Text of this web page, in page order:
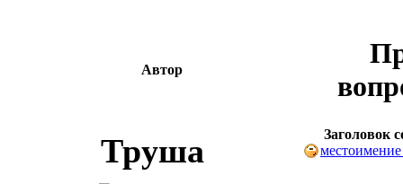
Автор
Труша
Заголовок
местоимение